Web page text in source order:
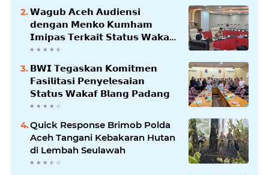
𝗪𝗮𝗴𝘂𝗯 𝗔𝗰𝗲𝗵 𝗔𝘂𝗱𝗶𝗲𝗻𝘀𝗶
𝗱𝗲𝗻𝗴𝗮𝗻 𝗠𝗲𝗻𝗸𝗼 𝗞𝘂𝗺𝗵𝗮𝗺
𝗜𝗺𝗶𝗽𝗮𝘀 𝗧𝗲𝗿𝗸𝗮𝗶𝘁 𝗦𝘁𝗮𝘁𝘂𝘀 𝗪𝗮𝗸𝗮𝗳
𝗕𝗹𝗮𝗻𝗴𝗽𝗮𝗱𝗮𝗻𝗴
𝗕𝗪𝗜 𝗧𝗲𝗴𝗮𝘀𝗸𝗮𝗻 𝗞𝗼𝗺𝗶𝘁𝗺𝗲𝗻
𝗙𝗮𝘀𝗶𝗹𝗶𝘁𝗮𝘀𝗶 𝗣𝗲𝗻𝘆𝗲𝗹𝗲𝘀𝗮𝗶𝗮𝗻
𝗦𝘁𝗮𝘁𝘂𝘀 𝗪𝗮𝗸𝗮𝗳 𝗕𝗹𝗮𝗻𝗴 𝗣𝗮𝗱𝗮𝗻𝗴
Quick Response Brimob Polda
Aceh Tangani Kebakaran Hutan
di Lembah Seulawah